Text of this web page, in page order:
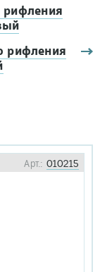
рифления
рифления
Арт.: 010215